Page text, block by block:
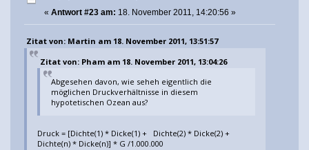
« Antwort #23 am: 18. November 2011, 14:20:56 »
Zitat von: Martin am 18. November 2011, 13:51:57
Zitat von: Pham am 18. November 2011, 13:04:26
Abgesehen davon, wie seheh eigentlich die
möglichen Druckverhältnisse in diesem
hypotetischen Ozean aus?
Druck = [Dichte(1) * Dicke(1) + Dichte(2) * Dicke(2) +
Dichte(n) * Dicke(n)] * G /1.000.000